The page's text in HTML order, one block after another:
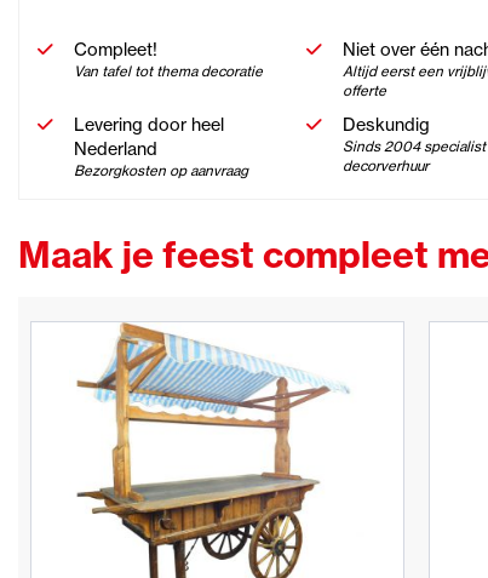
Compleet!
Van tafel tot thema decoratie
Niet over één
Altijd eerst een
offerte
Levering door heel
Nederland
Bezorgkosten op aanvraag
Deskundig
Sinds 2004 specialist
decorverhuur
Maak je feest compleet